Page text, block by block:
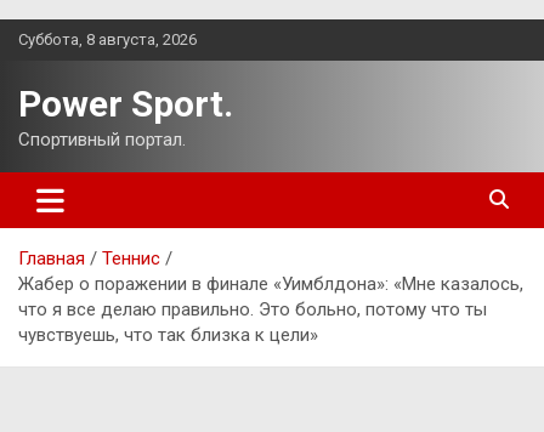
Перейти
Суббота, 8 августа, 2026
Power Sport.
Спортивный портал.
Главная
Теннис
Жабер о поражении в финале «Уимблдона»: «Мне казалось,
что я все делаю правильно. Это больно, потому что ты
чувствуешь, что так близка к цели»